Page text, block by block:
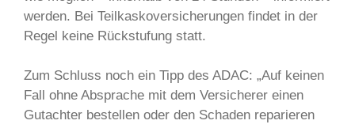
werden. Bei Teilkaskoversicherungen findet in der
Regel keine Rückstufung statt.
Zum Schluss noch ein Tipp des ADAC: „Auf keinen
Fall ohne Absprache mit dem Versicherer einen
Gutachter bestellen oder den Schaden reparieren